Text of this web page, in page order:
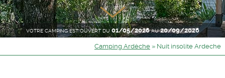
VOTRE CAMPING EST OUVERT DU 01/05/2026AU 20/09/2026
Camping Ardèche » Nuit insolite Ardeche